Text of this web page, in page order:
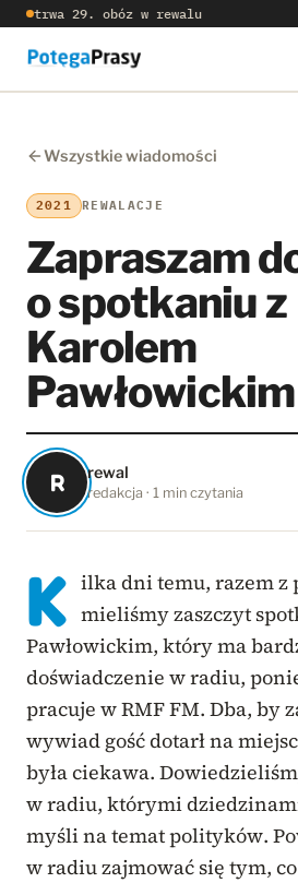
trwa 29. obóz w rewalu
Wszystkie wiadomości
2021 REWALACJE
Zapraszam
o spotkaniu z
Karolem
Pawłowickim
R rewal
redakcja · 1 min czytania
K ilka dni temu, razem z
mieliśmy zaszczyt
Pawłowickim, który ma
doświadczenie w radiu,
pracuje w RMF FM. Dba, by
wywiad gość dotarł na
była ciekawa.
w radiu, którymi
myśli na temat polityków.
w radiu zajmować się tym,